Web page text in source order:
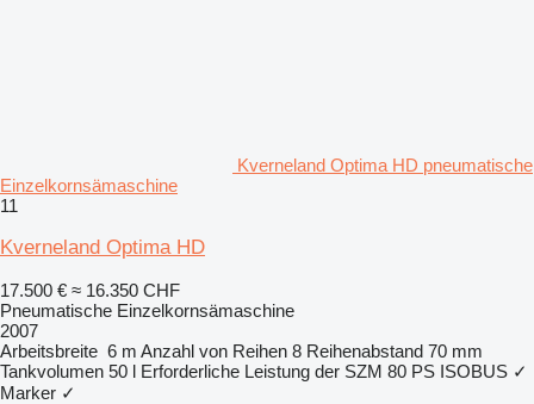
Kverneland Optima HD pneumatische
Einzelkornsämaschine
11
Kverneland Optima HD
17.500 € ≈ 16.350 CHF
Pneumatische Einzelkornsämaschine
2007
Arbeitsbreite 6 m Anzahl von Reihen 8 Reihenabstand 70 mm
Tankvolumen 50 l Erforderliche Leistung der SZM 80 PS ISOBUS ✓
Marker ✓